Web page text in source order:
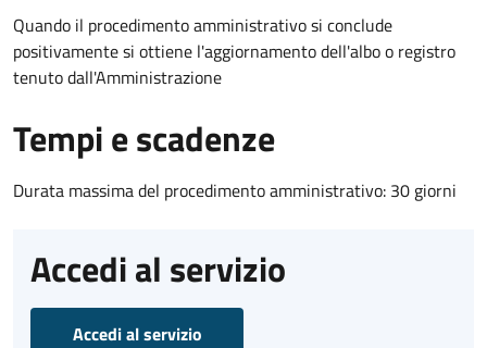
Quando il procedimento amministrativo si conclude
positivamente si ottiene l'aggiornamento dell'albo o registro
tenuto dall'Amministrazione
Tempi e scadenze
Durata massima del procedimento amministrativo: 30 giorni
Accedi al servizio
Accedi al servizio